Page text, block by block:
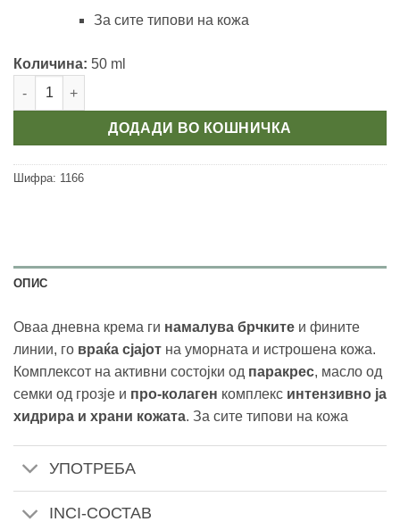
За сите типови на кожа
Количина: 50 ml
Дневна крема за измазнување и виталност на кожата
ДОДАДИ ВО КОШНИЧКА
Шифра: 1166
ОПИС
Оваа дневна крема ги намалува брчките и фините
линии, го враќа сјајот на уморната и истрошена кожа.
Комплексот на активни состојки од паракрес, масло од
семки од грозје и про-колаген комплекс интензивно ја
хидрира и храни кожата. За сите типови на кожа
УПОТРЕБА
INCI-СОСТАВ